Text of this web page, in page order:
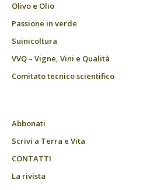
Olivo e Olio
Passione in verde
Suinicoltura
VVQ – Vigne, Vini e Qualità
Comitato tecnico scientifico
Abbonati
Scrivi a Terra e Vita
CONTATTI
La rivista